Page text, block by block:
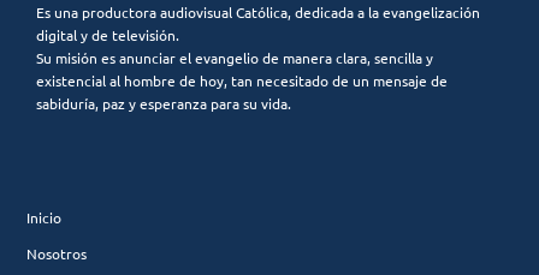
Es una productora audiovisual Católica, dedicada a la evangelización
digital y de televisión.
Su misión es anunciar el evangelio de manera clara, sencilla y
existencial al hombre de hoy, tan necesitado de un mensaje de
sabiduría, paz y esperanza para su vida.
Inicio
Nosotros